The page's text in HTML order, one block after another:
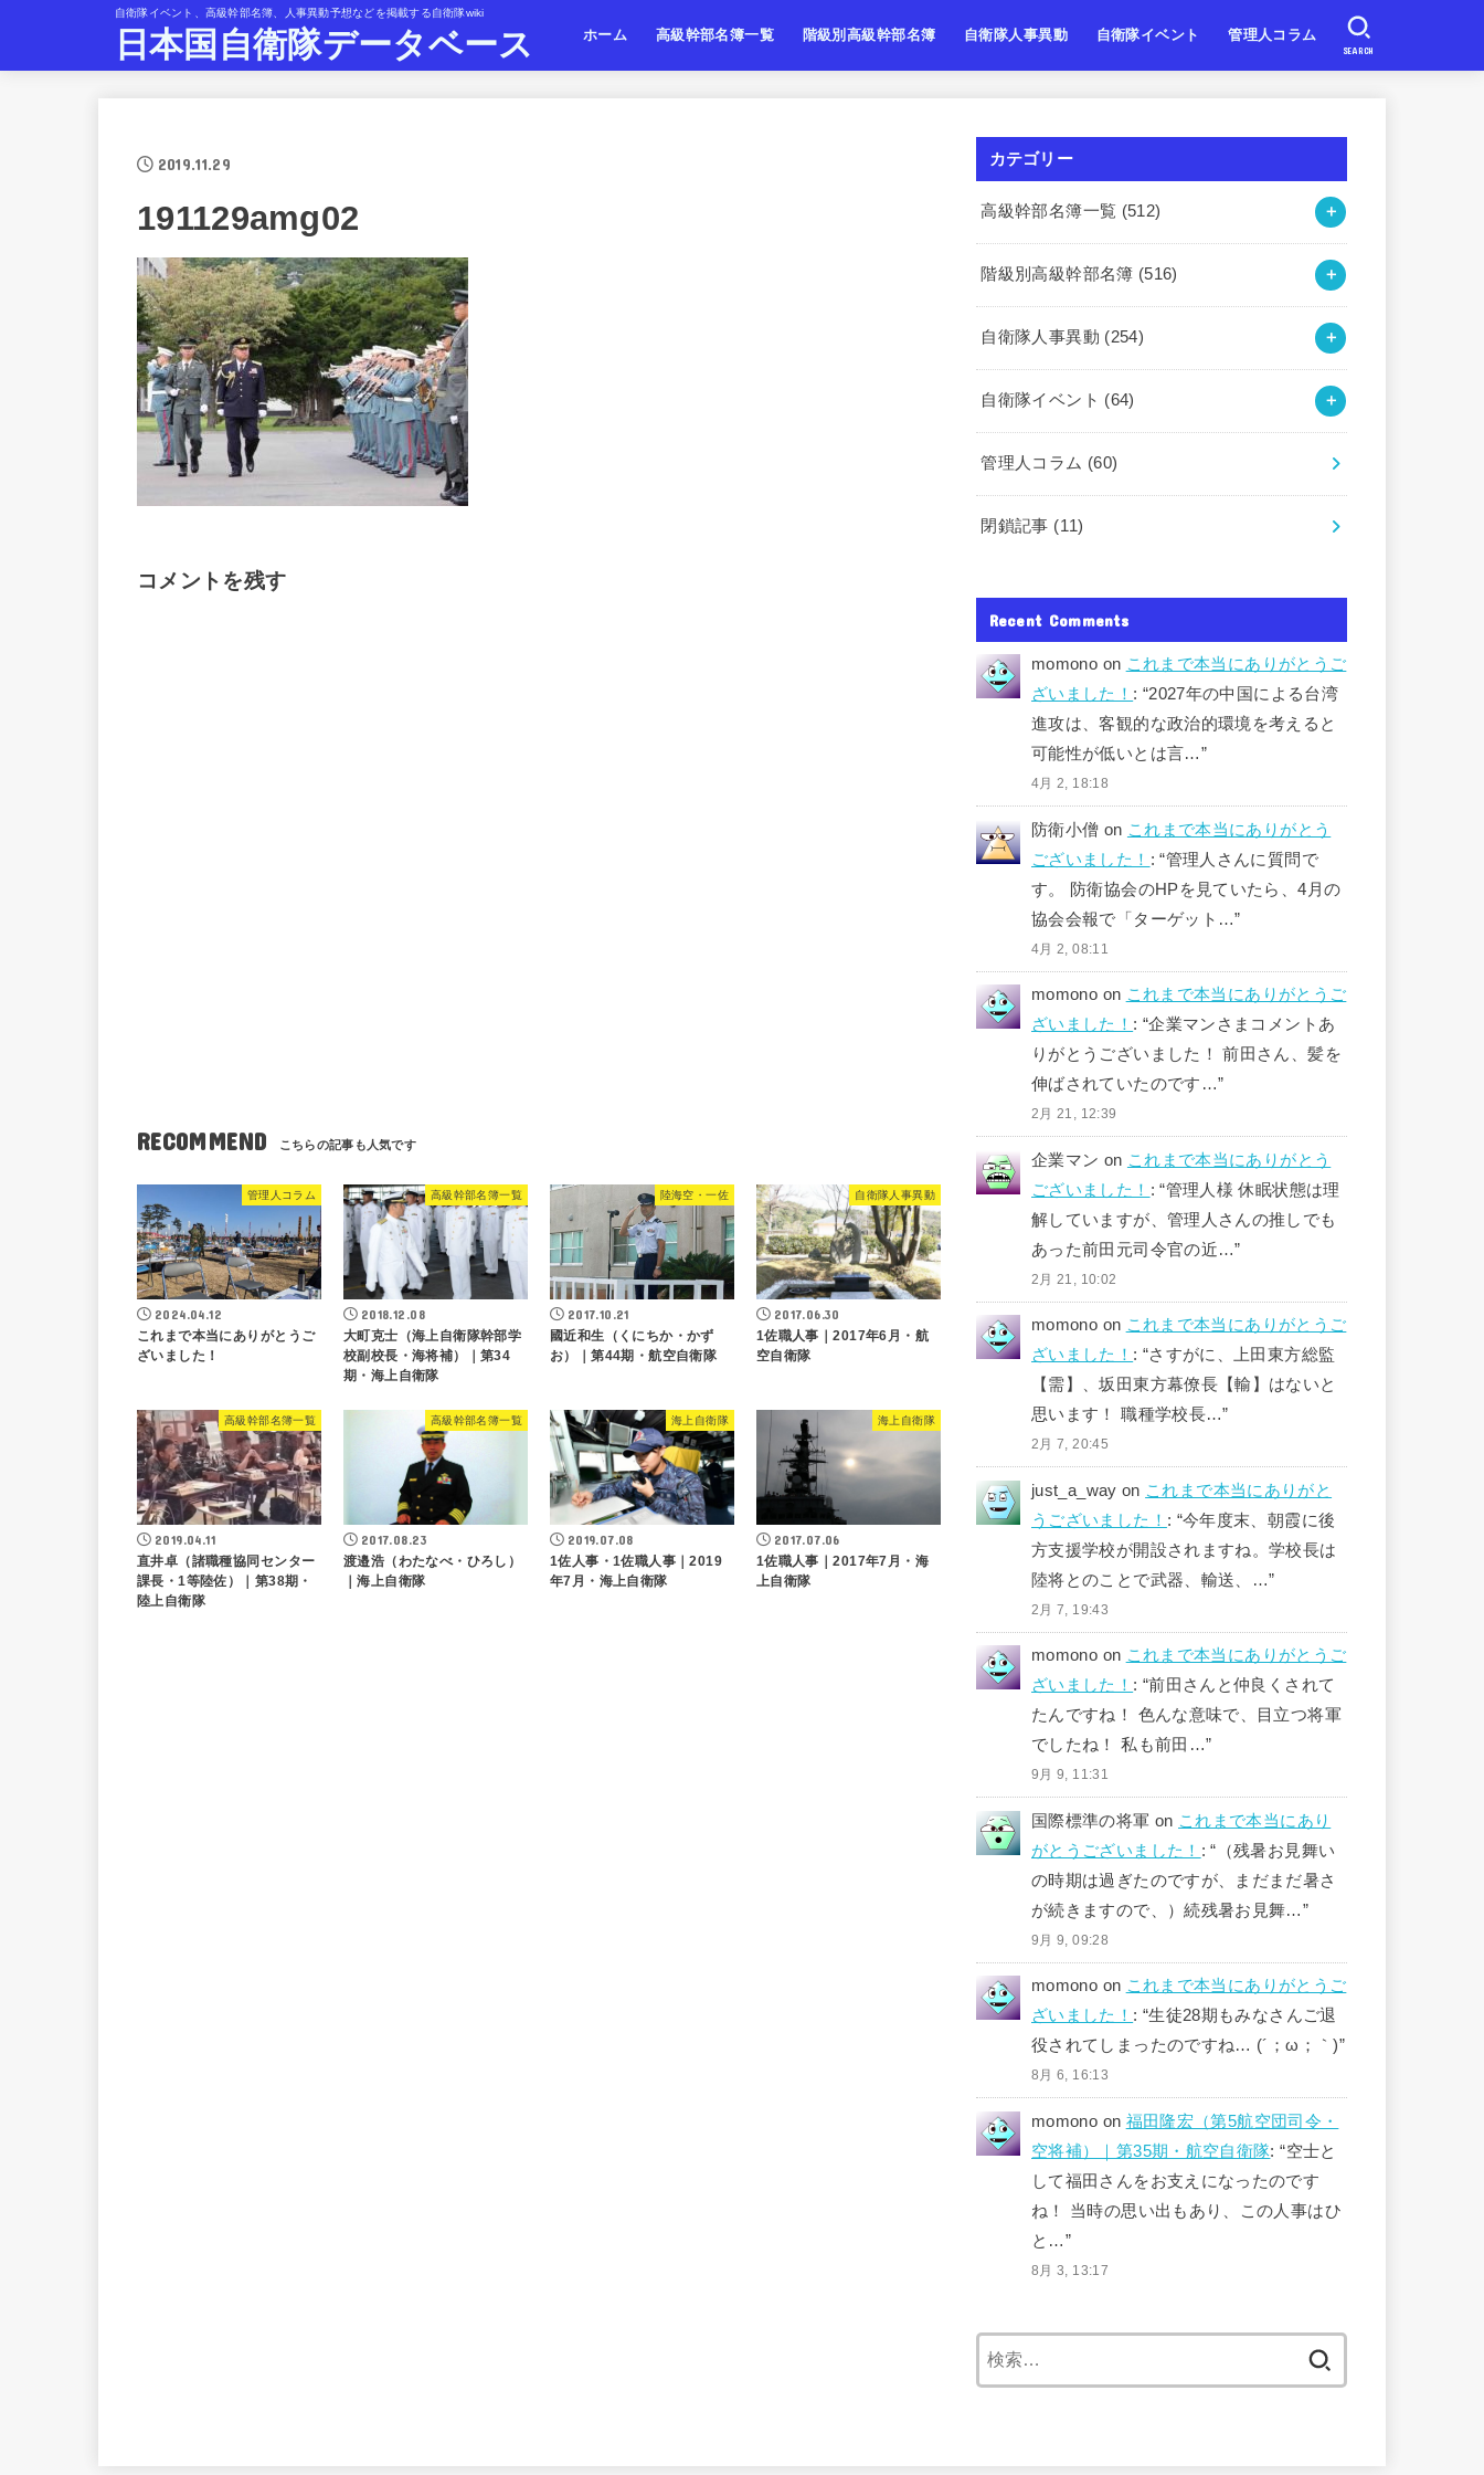
自衛隊イベント、高級幹部名簿、人事異動予想などを掲載する自衛隊wiki
日本国自衛隊データベース ホーム 高級幹部名簿一覧 階級別高級幹部名簿 自衛隊人事異動 自衛隊イベント 管理人コラム
SEARCH
2019.11.29
191129amg02
コメントを残す
RECOMMEND
管理人コラム
2024.04.12
これまで本当にありがとうご
ざいました！
高級幹部名簿一覧
2018.12.08
大町克士（海上自衛隊幹部学
校副校長・海将補）｜第34
期・海上自衛隊
陸海空・一佐
2017.10.21
國近和生（くにちか・かず
お）｜第44期・航空自衛隊
自衛隊人事異動
2017.06.30
1佐職人事｜2017年6月・航
空自衛隊
高級幹部名簿一覧
2019.04.11
直井卓（諸職種協同センター
課長・1等陸佐）｜第38期・
陸上自衛隊
高級幹部名簿一覧
2017.08.23
渡邉浩（わたなべ・ひろし）
｜海上自衛隊
海上自衛隊
2019.07.08
1佐人事・1佐職人事｜2019
年7月・海上自衛隊
海上自衛隊
2017.07.06
1佐職人事｜2017年7月・海
上自衛隊
カテゴリー
高級幹部名簿一覧 (512)
階級別高級幹部名簿 (516)
自衛隊人事異動 (254)
自衛隊イベント (64)
管理人コラム (60)
閉鎖記事 (11)
Recent Comments
momono on これまで本当にありがとうご
ざいました！ : “2027年の中国による台湾
進攻は、客観的な政治的環境を考えると
可能性が低いとは言…”
4月 2, 18:18
防衛小僧 on これまで本当にありがとう
ございました！ : “管理人さんに質問で
す。 防衛協会のHPを見ていたら、4月の
協会会報で「ターゲット…”
4月 2, 08:11
momono on これまで本当にありがとうご
ざいました！ : “企業マンさまコメントあ
りがとうございました！ 前田さん、髪を
伸ばされていたのです…”
2月 21, 12:39
企業マン on これまで本当にありがとう
ございました！ : “管理人様 休眠状態は理
解していますが、管理人さんの推しでも
あった前田元司令官の近…”
2月 21, 10:02
momono on これまで本当にありがとうご
ざいました！ : “さすがに、上田東方総監
【需】、坂田東方幕僚長【輸】はないと
思います！ 職種学校長…”
2月 7, 20:45
just_a_way on これまで本当にありがと
うございました！ : “今年度末、朝霞に後
方支援学校が開設されますね。学校長は
陸将とのことで武器、輸送、…”
2月 7, 19:43
momono on これまで本当にありがとうご
ざいました！ : “前田さんと仲良くされて
たんですね！ 色んな意味で、目立つ将軍
でしたね！ 私も前田…”
9月 9, 11:31
国際標準の将軍 on これまで本当にあり
がとうございました！ : “ （残暑お見舞い
の時期は過ぎたのですが、まだまだ暑さ
が続きますので、）続残暑お見舞…”
9月 9, 09:28
momono on これまで本当にありがとうご
ざいました！ : “生徒28期もみなさんご退
役されてしまったのですね… (´；ω；｀)”
8月 6, 16:13
momono on 福田隆宏（第5航空団司令・
空将補）｜第35期・航空自衛隊: “空士と
して福田さんをお支えになったのです
ね！ 当時の思い出もあり、この人事はひ
と…”
8月 3, 13:17